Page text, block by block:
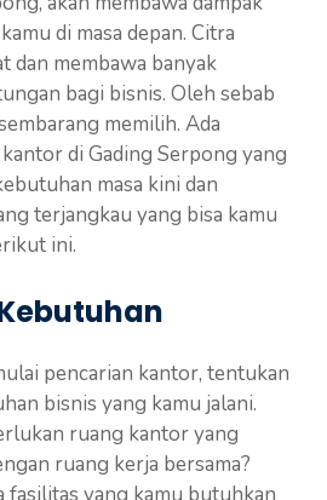
di masa depan. Citra
dan membawa banyak
bagi bisnis. Oleh sebab
memilih. Ada
di Gading Serpong yang
masa kini dan
terjangkau yang bisa kamu
ini.
pencarian kantor, tentukan
bisnis yang kamu jalani.
ruang kantor yang
ruang kerja bersama?